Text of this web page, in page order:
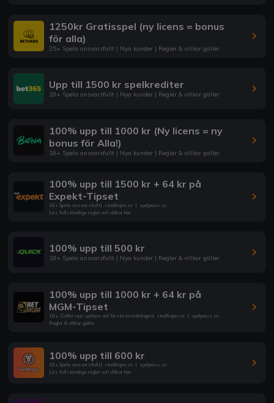
1250kr Gratisspel (ny licens = bonus
för alla)
25+ Spela ansvarsfullt | Nya kunder | Regler & villkor gäller
Upp till 1500 kr spelkrediter
18+ Spela ansvarsfullt | Nya kunder | Regler & villkor gäller
100% upp till 1000 kr (Ny licens = ny
bonus för Alla!)
18+ Spela ansvarsfullt | Nya kunder | Regler & villkor gäller
100% upp till 1500 kr + 64 kr på
Expekt-Tipset
18+ Spela ansvarsfullt| stodlinjen.se | spelpaus.se
Läs fullständiga regler och villkor här
100% upp till 500 kr
18+ Spela ansvarsfullt | Nya kunder | Regler & villkor gäller
100% upp till 1000 kr + 64 kr på
MGM-Tipset
18+. Gäller nya spelare vid första insättningen| stodlinjen.se | spelpaus.se
Regler & villkor gäller
100% upp till 600 kr
18+ Spela ansvarsfullt| stodlinjen.se | spelpaus.se
Läs fullständiga regler och villkor här